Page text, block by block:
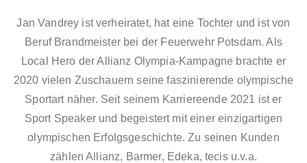
Jan Vandrey ist verheiratet, hat eine Tochter und ist von
Beruf Brandmeister bei der Feuerwehr Potsdam. Als
Local Hero der Allianz Olympia-Kampagne brachte er
2020 vielen Zuschauern seine faszinierende olympische
Sportart näher. Seit seinem Karriereende 2021 ist er
Sport Speaker und begeistert mit einer einzigartigen
olympischen Erfolgsgeschichte. Zu seinen Kunden
zählen Allianz, Barmer, Edeka, tecis u.v.a.